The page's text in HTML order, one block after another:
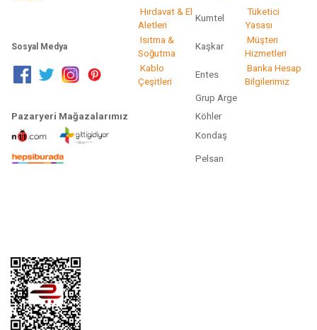
Hırdavat & El
Aletleri
Kumtel
Tüketici
Yasası
Sosyal Medya
Isıtma &
Soğutma
Kaşkar
Müşteri
Hizmetleri
Kablo
Çeşitleri
Entes
Banka Hesap
Bilgilerimiz
Grup Arge
Pazaryeri Mağazalarımız
Köhler
Kondaş
Pelsan